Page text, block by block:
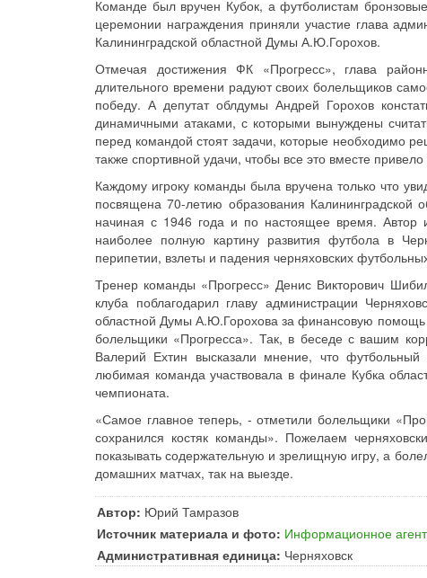
Команде был вручен Кубок, а футболистам
церемонии награждения приняли участие глава
Калининградской областной Думы А.Ю.Горохов.
Отмечая достижения ФК «Прогресс», глава
длительного времени радуют своих болельщиков
победу. А депутат облдумы Андрей Горохов
динамичными атаками, с которыми вынуждены
перед командой стоят задачи, которые необходимо
также спортивной удачи, чтобы все это вместе
Каждому игроку команды была вручена только что
посвящена 70-летию образования Калининградской
начиная с 1946 года и по настоящее время. Автор
наиболее полную картину развития футбола в
перипетии, взлеты и падения черняховских
Тренер команды «Прогресс» Денис Викторович
клуба поблагодарил главу администрации
областной Думы А.Ю.Горохова за финансовую помощь
болельщики «Прогресса». Так, в беседе с вашим
Валерий Ехтин высказали мнение, что
любимая команда участвовала в финале Кубка
чемпионата.
«Самое главное теперь, - отметили болельщики
сохранился костяк команды». Пожелаем
показывать содержательную и зрелищную игру, а
домашних матчах, так на выезде.
Автор: Юрий Тамразов
Источник материала и фото: Информационное
Административная единица: Черняховск